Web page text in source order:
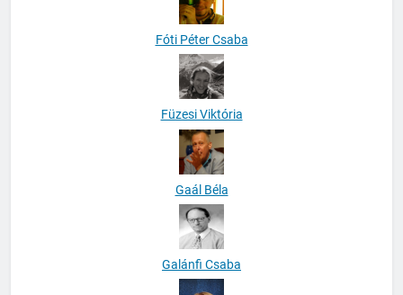
Fóti Péter Csaba
Füzesi Viktória
Gaál Béla
Galánfi Csaba